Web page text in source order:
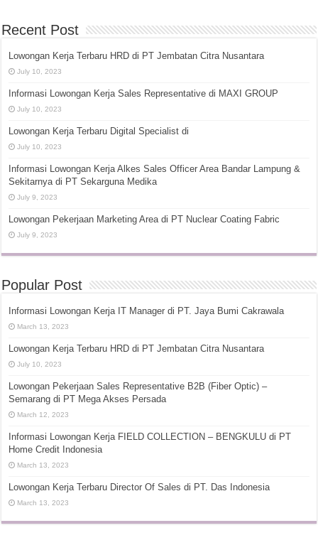
Recent Post
Lowongan Kerja Terbaru HRD di PT Jembatan Citra Nusantara
July 10, 2023
Informasi Lowongan Kerja Sales Representative di MAXI GROUP
July 10, 2023
Lowongan Kerja Terbaru Digital Specialist di
July 10, 2023
Informasi Lowongan Kerja Alkes Sales Officer Area Bandar Lampung &
Sekitarnya di PT Sekarguna Medika
July 9, 2023
Lowongan Pekerjaan Marketing Area di PT Nuclear Coating Fabric
July 9, 2023
Popular Post
Informasi Lowongan Kerja IT Manager di PT. Jaya Bumi Cakrawala
March 13, 2023
Lowongan Kerja Terbaru HRD di PT Jembatan Citra Nusantara
July 10, 2023
Lowongan Pekerjaan Sales Representative B2B (Fiber Optic) –
Semarang di PT Mega Akses Persada
March 12, 2023
Informasi Lowongan Kerja FIELD COLLECTION – BENGKULU di PT
Home Credit Indonesia
March 13, 2023
Lowongan Kerja Terbaru Director Of Sales di PT. Das Indonesia
March 13, 2023